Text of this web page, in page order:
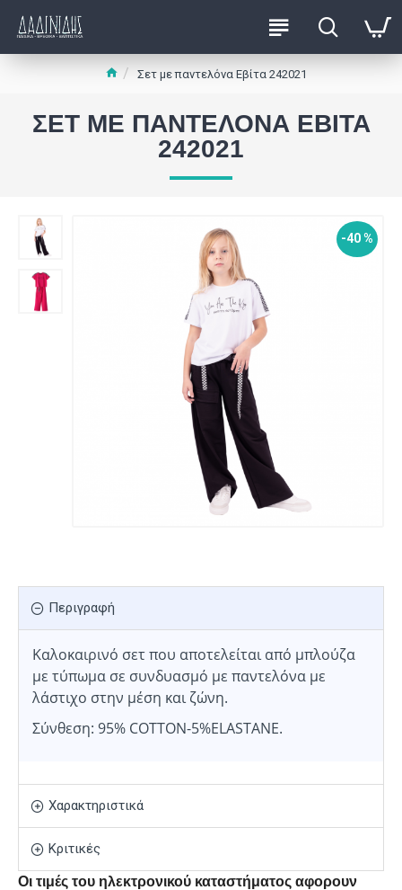
Σετ με παντελόνα Εβίτα 242021
ΣΕΤ ΜΕ ΠΑΝΤΕΛΌΝΑ ΕΒΊΤΑ
242021
-40 %
Περιγραφή
Καλοκαιρινό σετ που αποτελείται από μπλούζα
με τύπωμα σε συνδυασμό με παντελόνα με
λάστιχο στην μέση και ζώνη.
Σύνθεση: 95% COTTON-5%ELASTANE.
Χαρακτηριστικά
Κριτικές
Οι τιμές του ηλεκτρονικού καταστήματος αφορουν